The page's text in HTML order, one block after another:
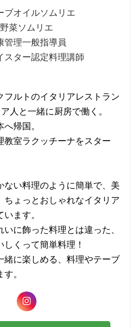
ブオイルソムリエ
野菜ソムリエ
管理一般指導員
スター認定料理講師
フルトのイタリアレストラン
人と一緒に厨房で働く。
帰国。
教室ラクッチーナをスター
ない料理のように簡単で、美
ちょっとおしゃれなイタリア
ます。
に飾った料理とは違った、
しくって簡単料理！
緒に楽しめる、料理やテーブ
。